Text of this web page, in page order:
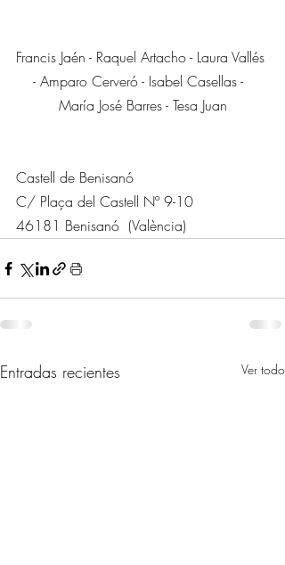
Francis Jaén - Raquel Artacho - Laura Vallés
- Amparo Cerveró - Isabel Casellas -
María José Barres - Tesa Juan
Castell de Benisanó
C/ Plaça del Castell Nº 9-10
46181 Benisanó  (València)
Entradas recientes Ver todo